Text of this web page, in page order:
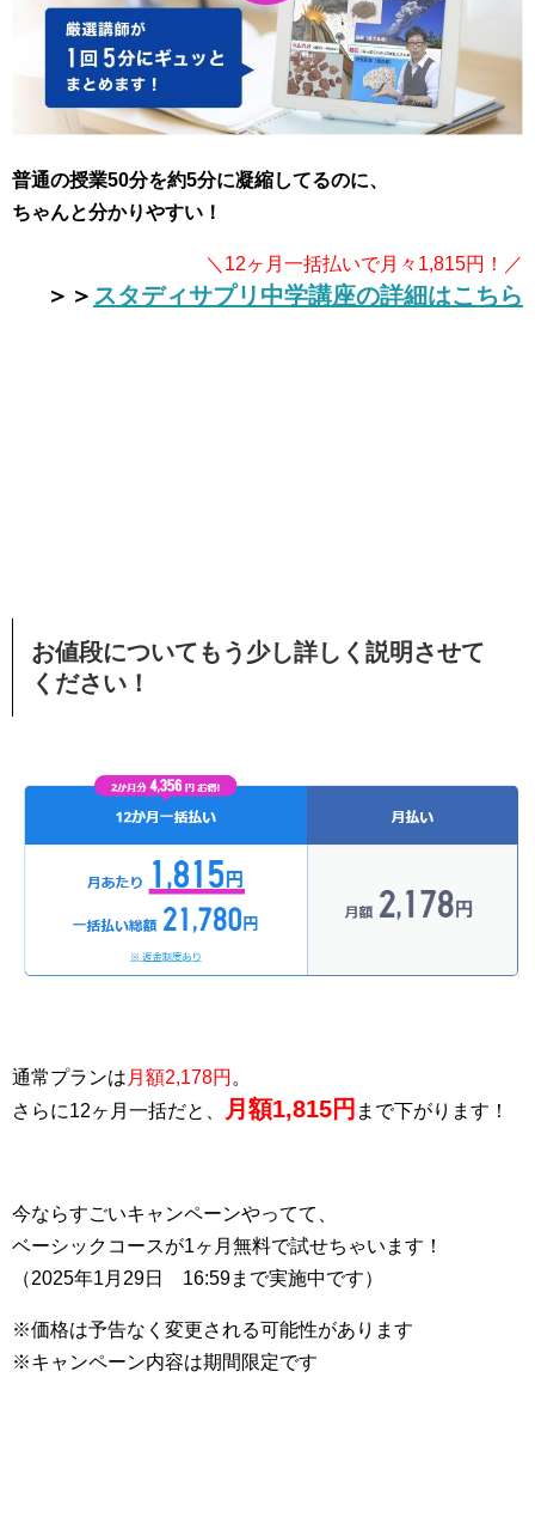
普通の授業50分を約5分に凝縮してるのに、
ちゃんと分かりやすい！
＼12ヶ月一括払いで月々1,815円！／
＞＞ スタディサプリ中学講座の詳細はこちら
お値段についてもう少し詳しく説明させて
ください！
通常プランは 月額2,178円 。
さらに12ヶ月一括だと、
月額1,815円 まで下がります！
今ならすごいキャンペーンやってて、
ベーシックコースが1ヶ月無料で試せちゃいます！
（2025年1月29日 16:59まで実施中です）
※価格は予告なく変更される可能性があります
※キャンペーン内容は期間限定です